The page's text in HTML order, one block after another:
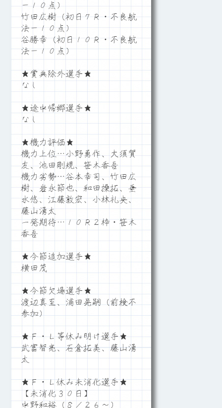
－１０点）
竹田広樹（初日７Ｒ・不良航
法－１０点）
谷勝幸（初日１０Ｒ・不良航
法－１０点）
★賞典除外選手★
なし
★途中帰郷選手★
なし
★機力評価★
機力上位…小野勇作、大須賀
友、池田剛規、笹木香吾
機力劣勢…谷本幸司、竹田広
樹、岩永節也、和田操拓、垂
水悠、江藤敦宏、小林礼央、
藤山湧太
一発期待…１０Ｒ２枠・笹木
香吾
★今節追加選手★
横田茂
★今節欠場選手★
渡辺真至、浦田晃嗣（前検不
参加）
★Ｆ・Ｌ等休み明け選手★
武富智亮、石倉拓美、藤山湧
太
★Ｆ・Ｌ休み未消化選手★
【未消化３０日】
中野和裕（８／２６～）